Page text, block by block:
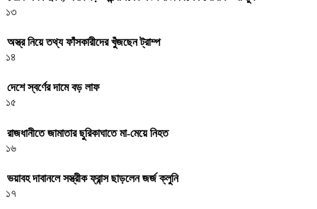
১৩
অস্ত্র নিয়ে তথ্য ফাঁসকারীদের খুঁজছেন ট্রাম্প
১৪
দেশে স্বর্ণের দামে বড় লাফ
১৫
রাজধানীতে জামাতার ছুরিকাঘাতে মা-মেয়ে নিহত
১৬
ভয়াবহ দাবানলে সস্ত্রীক ফ্রান্স ছাড়লেন জর্জ ক্লুনি
১৭